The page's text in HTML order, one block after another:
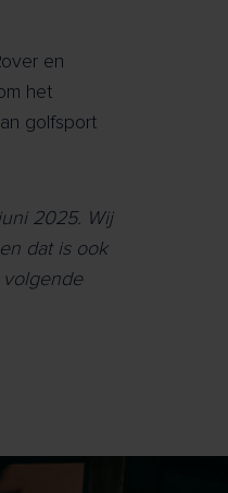
en
het
golfsport
2025. Wij
dat is ook
volgende